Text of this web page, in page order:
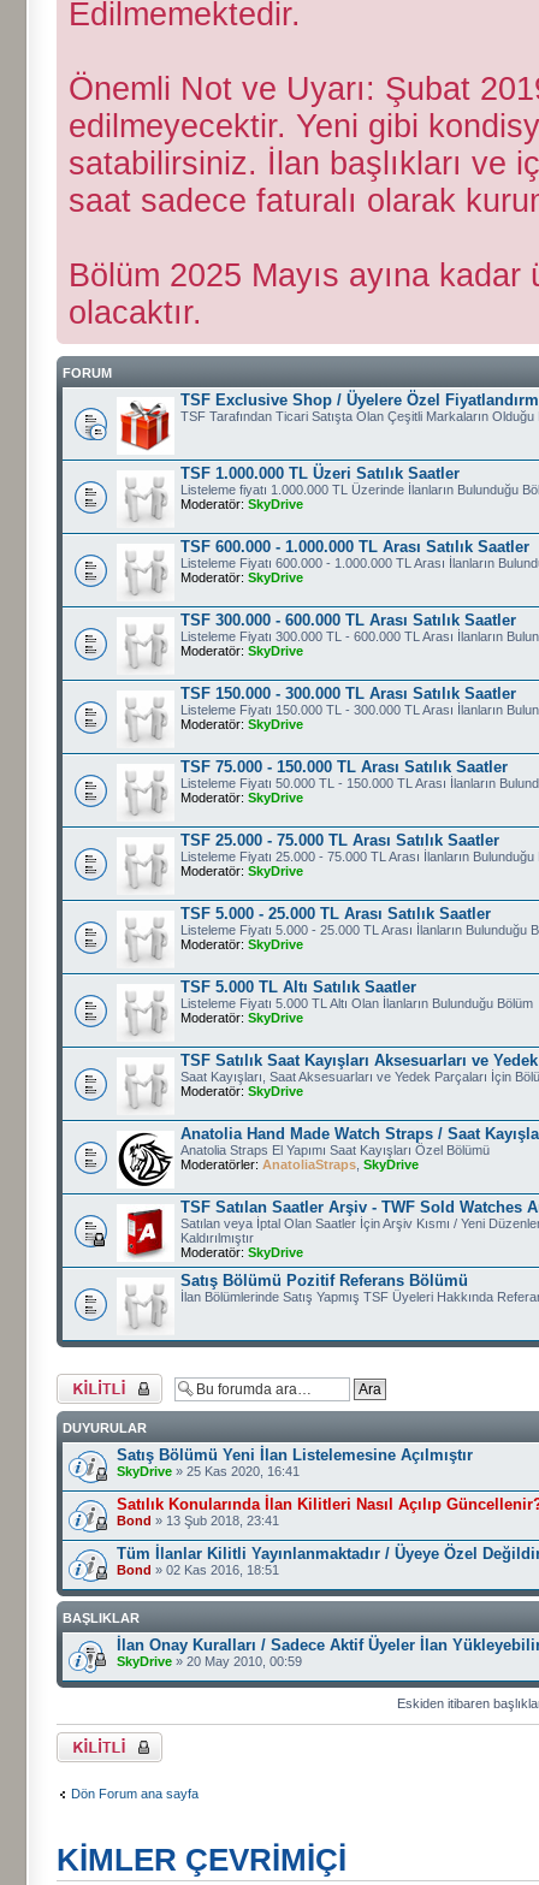
Edilmemektedir.
Önemli Not ve Uyarı: Şubat
edilmeyecektir. Yeni gibi
satabilirsiniz. İlan başlıkları ve
saat sadece faturalı olarak
Bölüm 2025 Mayıs ayına
olacaktır.
FORUM
TSF Exclusive Shop / Üyelere Özel
TSF Tarafından Ticari Satışta Olan Çeşitli Markaların Olduğu
TSF 1.000.000 TL Üzeri Satılık Saatler
Listeleme fiyatı 1.000.000 TL Üzerinde İlanların Bulunduğu
Moderatör: SkyDrive
TSF 600.000 - 1.000.000 TL Arası Satılık Saatler
Listeleme Fiyatı 600.000 - 1.000.000 TL Arası İlanların
Moderatör: SkyDrive
TSF 300.000 - 600.000 TL Arası Satılık Saatler
Listeleme Fiyatı 300.000 TL - 600.000 TL Arası İlanların
Moderatör: SkyDrive
TSF 150.000 - 300.000 TL Arası Satılık Saatler
Listeleme Fiyatı 150.000 TL - 300.000 TL Arası İlanların
Moderatör: SkyDrive
TSF 75.000 - 150.000 TL Arası Satılık Saatler
Listeleme Fiyatı 50.000 TL - 150.000 TL Arası İlanların
Moderatör: SkyDrive
TSF 25.000 - 75.000 TL Arası Satılık Saatler
Listeleme Fiyatı 25.000 - 75.000 TL Arası İlanların Bulunduğu
Moderatör: SkyDrive
TSF 5.000 - 25.000 TL Arası Satılık Saatler
Listeleme Fiyatı 5.000 - 25.000 TL Arası İlanların Bulunduğu
Moderatör: SkyDrive
TSF 5.000 TL Altı Satılık Saatler
Listeleme Fiyatı 5.000 TL Altı Olan İlanların Bulunduğu Bölüm
Moderatör: SkyDrive
TSF Satılık Saat Kayışları Aksesuarları ve
Saat Kayışları, Saat Aksesuarları ve Yedek Parçaları İçin
Moderatör: SkyDrive
Anatolia Hand Made Watch Straps / Saat
Anatolia Straps El Yapımı Saat Kayışları Özel Bölümü
Moderatörler: AnatoliaStraps SkyDrive
TSF Satılan Saatler Arşiv - TWF Sold Watches
Satılan veya İptal Olan Saatler İçin Arşiv Kısmı / Yeni
Kaldırılmıştır
Moderatör: SkyDrive
Satış Bölümü Pozitif Referans Bölümü
İlan Bölümlerinde Satış Yapmış TSF Üyeleri Hakkında
Forum kilitlendi
DUYURULAR
Satış Bölümü Yeni İlan Listelemesine Açılmıştır
SkyDrive » 25 Kas 2020, 16:41
Satılık Konularında İlan Kilitleri Nasıl Açılıp
Bond » 13 Şub 2018, 23:41
Tüm İlanlar Kilitli Yayınlanmaktadır / Üyeye Özel
Bond » 02 Kas 2016, 18:51
BAŞLIKLAR
İlan Onay Kuralları / Sadece Aktif Üyeler İlan
SkyDrive » 20 May 2010, 00:59
Eskiden itibaren
Forum kilitlendi
Dön Forum ana sayfa
KIMLER ÇEVRIMIÇI